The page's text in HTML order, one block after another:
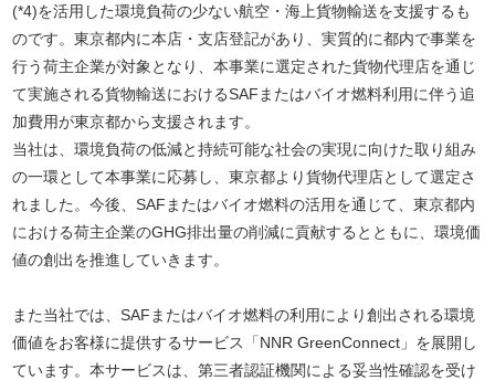
(*4)を活用した環境負荷の少ない航空・海上貨物輸送を支援するも
のです。東京都内に本店・支店登記があり、実質的に都内で事業を
行う荷主企業が対象となり、本事業に選定された貨物代理店を通じ
て実施される貨物輸送におけるSAFまたはバイオ燃料利用に伴う追
加費用が東京都から支援されます。
当社は、環境負荷の低減と持続可能な社会の実現に向けた取り組み
の一環として本事業に応募し、東京都より貨物代理店として選定さ
れました。今後、SAFまたはバイオ燃料の活用を通じて、東京都内
における荷主企業のGHG排出量の削減に貢献するとともに、環境価
値の創出を推進していきます。
また当社では、SAFまたはバイオ燃料の利用により創出される環境
価値をお客様に提供するサービス「NNR GreenConnect」を展開し
ています。本サービスは、第三者認証機関による妥当性確認を受け